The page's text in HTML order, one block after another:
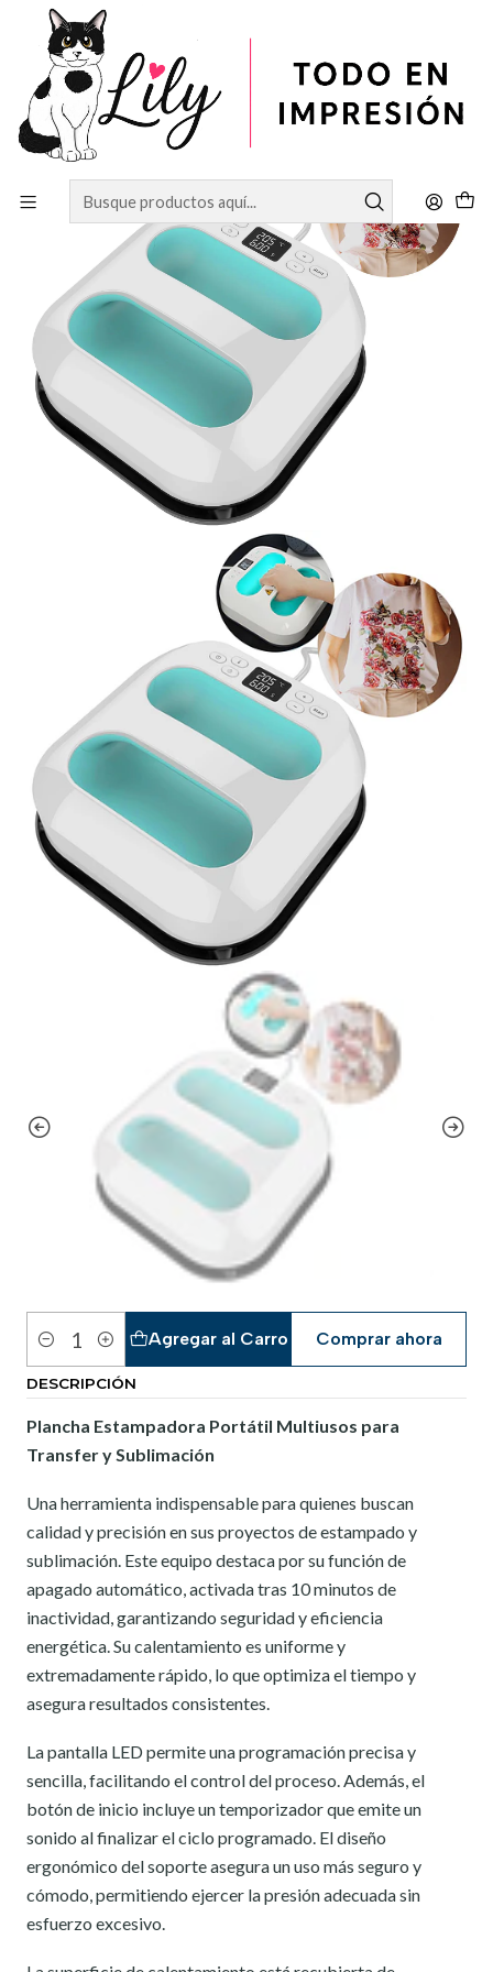
Inicio ESTAMPADORA PORTATIL 22.5CM×22.5CM
Cantidad
Agregar al Carro Comprar ahora
DESCRIPCIÓN
Plancha Estampadora Portátil Multiusos para
Transfer y Sublimación
Una herramienta indispensable para quienes buscan
calidad y precisión en sus proyectos de estampado y
sublimación. Este equipo destaca por su función de
apagado automático, activada tras 10 minutos de
inactividad, garantizando seguridad y eficiencia
energética. Su calentamiento es uniforme y
extremadamente rápido, lo que optimiza el tiempo y
asegura resultados consistentes.
La pantalla LED permite una programación precisa y
sencilla, facilitando el control del proceso. Además, el
botón de inicio incluye un temporizador que emite un
sonido al finalizar el ciclo programado. El diseño
ergonómico del soporte asegura un uso más seguro y
cómodo, permitiendo ejercer la presión adecuada sin
esfuerzo excesivo.